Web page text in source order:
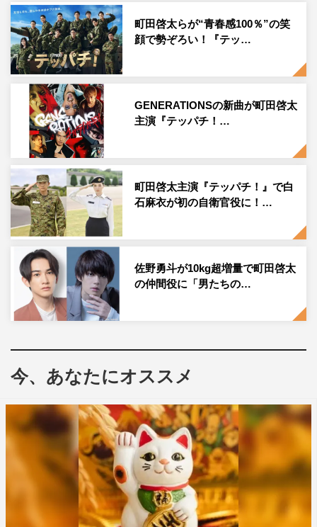
ことも発表され、さらなる期待が高まっている。
そんな本作の制作発表が7月4日に行われ、町田、佐野、白
石、北村が登壇。まず自身の役作りについて、町田は「宙
は今まで挫折があったり、人と本気で向き合うことから逃
げてきた人間です」と。
「そこから出会うバディの馬場（佐野）や八女（北村）さ
ん、冬美（白石）さんたちから発せられる熱でどんどん高
まっていって、“やけっぱち
れるような一人前の自衛官を目指していく物語ですので、
そこの成長をすごく意識しながら演じています」と語る。
町田にとって自衛官役は初挑戦となるが、「高校時代に寮
生活を送っており、先生方に元自衛官やレンジャー部隊の
方がいらしたので、“懐かしいな”という感覚で楽しみなが
らやらせていただいています」と笑顔も。
らも「トランペットの演奏者になりたい」という夢を諦め
切れずにいたところ、自衛官の音楽隊に出会うという役柄
だが「筋トレや増量はもちろん、トランペットの練習もし
なくてはいけないので、そこは大変な部分です」と。
続けて、白石は「冬美は教官という立ち位置で、クールそ
うに見えるけど、影の部分や素直になれない部分もあった
りしつつ、そんな中でいろんな感情が芽生えて、いろんな
表情が見えてくるかなと思います。個人的には、八女さん
との掛け合いや関係性も大事になってくるので、その辺も
町田啓太らが“青春感100％”の笑
顔で勢ぞろい！『テッ…
GENERATIONSの新曲が町田啓太
主演『テッパチ！…
町田啓太主演『テッパチ！』で白
石麻衣が初の自衛官役に！…
佐野勇斗が10kg超増量で町田啓太
の仲間役に「男たちの…
今、あなたにオススメ